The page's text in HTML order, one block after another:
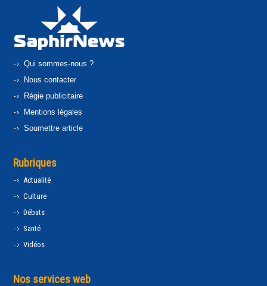
Qui sommes-nous ?
Nous contacter
Régie publicitaire
Mentions légales
Soumettre article
Rubriques
Actualité
Culture
Débats
Santé
Vidéos
Nos services web